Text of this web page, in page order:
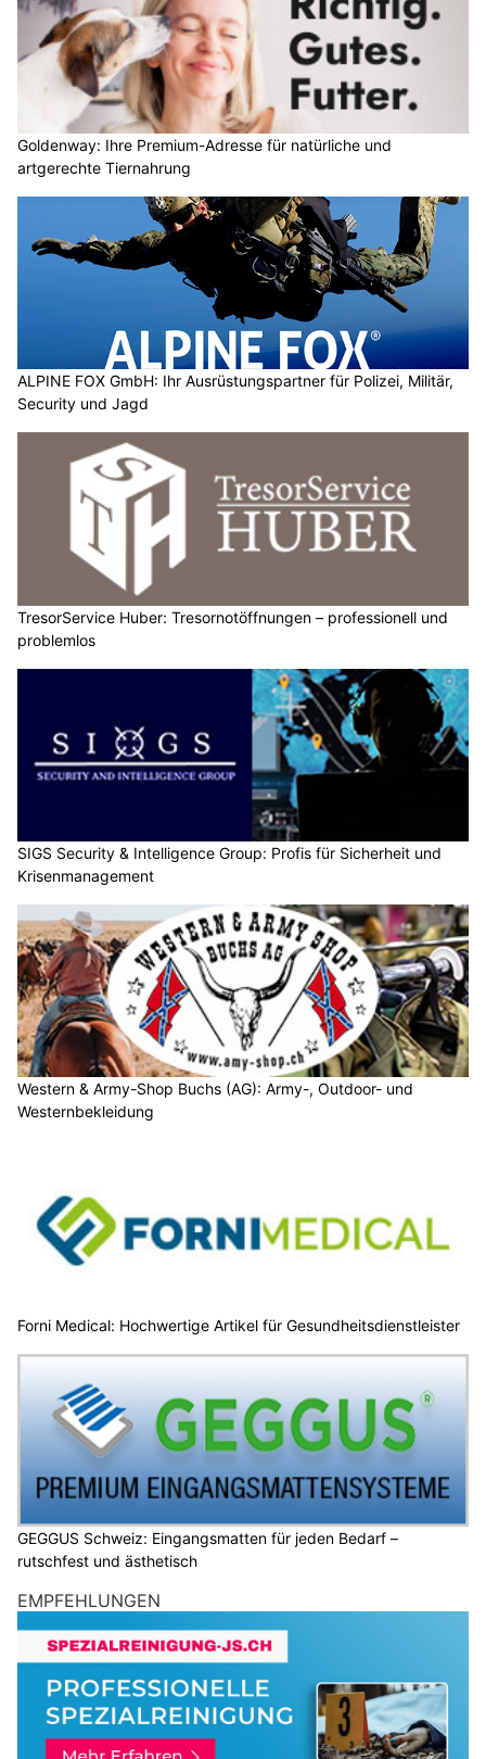
Goldenway: Ihre Premium-Adresse für natürliche und
artgerechte Tiernahrung
ALPINE FOX GmbH: Ihr Ausrüstungspartner für Polizei, Militär,
Security und Jagd
TresorService Huber: Tresornotöffnungen – professionell und
problemlos
SIGS Security & Intelligence Group: Profis für Sicherheit und
Krisenmanagement
Western & Army-Shop Buchs (AG): Army-, Outdoor- und
Westernbekleidung
Forni Medical: Hochwertige Artikel für Gesundheitsdienstleister
GEGGUS Schweiz: Eingangsmatten für jeden Bedarf –
rutschfest und ästhetisch
EMPFEHLUNGEN